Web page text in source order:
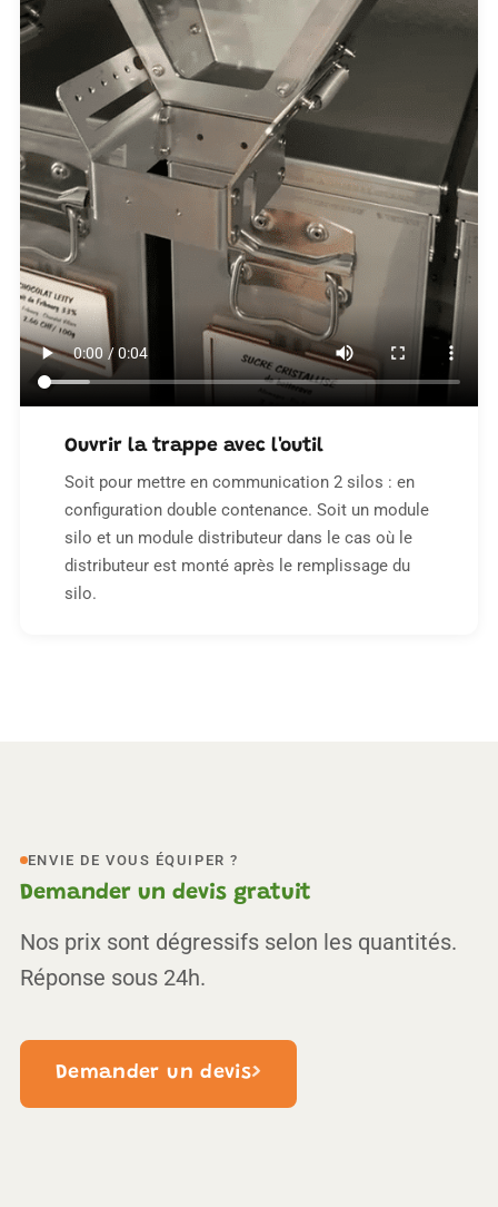
Ouvrir la trappe avec l'outil
Soit pour mettre en communication 2 silos : en
configuration double contenance. Soit un module
silo et un module distributeur dans le cas où le
distributeur est monté après le remplissage du
silo.
ENVIE DE VOUS ÉQUIPER ?
Demander un devis gratuit
Nos prix sont dégressifs selon les quantités.
Réponse sous 24h.
Demander un devis›